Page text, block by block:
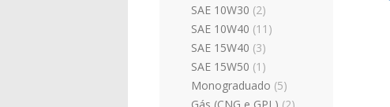
SAE 10W30 (2)
SAE 10W40 (11)
SAE 15W40 (3)
SAE 15W50 (1)
Monograduado (5)